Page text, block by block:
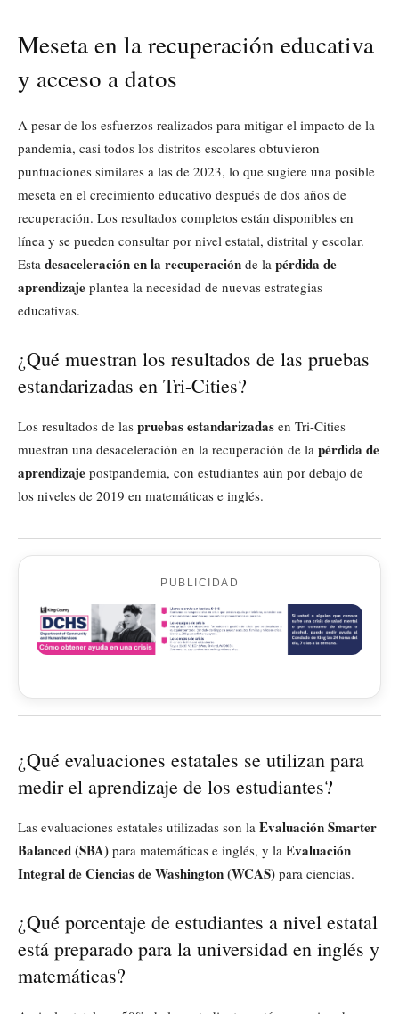
Meseta en la recuperación educativa
y acceso a datos
A pesar de los esfuerzos realizados para mitigar el impacto de la
pandemia, casi todos los distritos escolares obtuvieron
puntuaciones similares a las de 2023, lo que sugiere una posible
meseta en el crecimiento educativo después de dos años de
recuperación. Los resultados completos están disponibles en
línea y se pueden consultar por nivel estatal, distrital y escolar.
Esta desaceleración en la recuperación de la pérdida de
aprendizaje plantea la necesidad de nuevas estrategias
educativas.
¿Qué muestran los resultados de las pruebas
estandarizadas en Tri-Cities?
Los resultados de las pruebas estandarizadas en Tri-Cities
muestran una desaceleración en la recuperación de la pérdida de
aprendizaje postpandemia, con estudiantes aún por debajo de
los niveles de 2019 en matemáticas e inglés.
PUBLICIDAD
¿Qué evaluaciones estatales se utilizan para
medir el aprendizaje de los estudiantes?
Las evaluaciones estatales utilizadas son la Evaluación Smarter
Balanced (SBA) para matemáticas e inglés, y la Evaluación
Integral de Ciencias de Washington (WCAS) para ciencias.
¿Qué porcentaje de estudiantes a nivel estatal
está preparado para la universidad en inglés y
matemáticas?